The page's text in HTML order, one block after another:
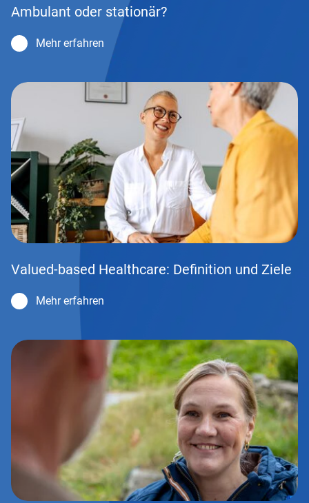
Ambulant oder stationär?
Mehr erfahren
Valued-based Healthcare: Definition und Ziele
Mehr erfahren